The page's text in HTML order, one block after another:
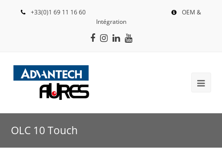
+33(0)1 69 11 16 60
OEM &
Intégration
Facebook
Instagram
LinkedIn
Youtube
OLC 10 Touch